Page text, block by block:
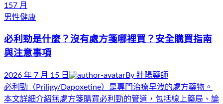
157 月
男性健康
必利勁是什麼？沒有處方箋哪裡買？安全購買指南
與注意事項
2026 年 7 月 15 日 By 壯陽藥師
必利勁（Priligy/Dapoxetine）是專門治療早洩的處方藥物。
本文詳細介紹無處方箋購買必利勁的管道，包括線上藥局、論